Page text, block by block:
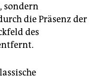
sondern
die Präsenz der
des